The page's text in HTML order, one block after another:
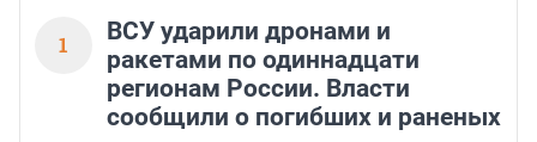
1
ВСУ ударили дронами и
ракетами по одиннадцати
регионам России. Власти
сообщили о погибших и раненых